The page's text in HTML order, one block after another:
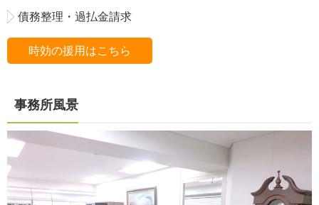
債務整理・過払金請求
時効の援用はこちら
事務所風景